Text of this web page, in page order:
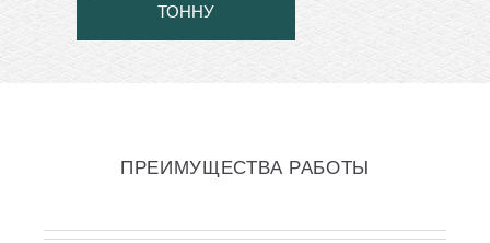
ТОННУ
ПРЕИМУЩЕСТВА РАБОТЫ